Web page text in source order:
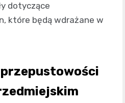
dotyczące
które będą wdrażane w